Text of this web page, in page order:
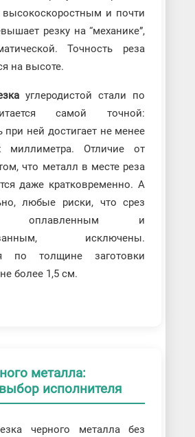
высокоскоростным и почти
резку на “механике”,
Точность реза
на высоте.
углеродистой стали по
самой точной:
при ней достигает не менее
миллиметра. Отличие от
что металл в месте реза
даже кратковременно. А
любые риски, что срез
оплавленным и
исключены.
по толщине заготовки
более 1,5 см.
металла:
исполнителя
черного металла без